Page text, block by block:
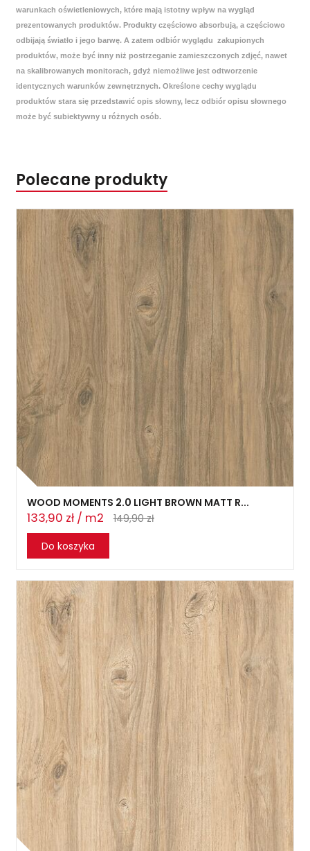
warunkach oświetleniowych, które mają istotny wpływ na wygląd
prezentowanych produktów. Produkty częściowo absorbują, a częściowo
odbijają światło i jego barwę. A zatem odbiór wyglądu zakupionych
produktów, może być inny niż postrzeganie zamieszczonych zdjęć, nawet
na skalibrowanych monitorach, gdyż niemożliwe jest odtworzenie
identycznych warunków zewnętrznych. Określone cechy wyglądu
produktów stara się przedstawić opis słowny, lecz odbiór opisu słownego
może być subiektywny u różnych osób.
Polecane produkty
WOOD MOMENTS 2.0 LIGHT BROWN MATT R...
133,90 zł / m2
149,90 zł
Do koszyka